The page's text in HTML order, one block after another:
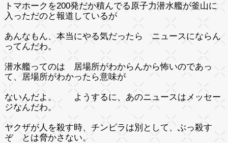
トマホークを200発だか積んでる原子力潜水艦が釜山に
入っただのと報道しているが
あんなもん、本当にやる気だったら ニュースにならん
ってんだわ。
潜水艦ってのは 居場所がわからんから怖いのであっ
て、居場所がわかったら意味が
ないんだよ。 ようするに、あのニュースはメッセー
ジなんだわ。
ヤクザが人を殺す時、チンピラは別として、ぶっ殺す
ぞ とは脅かさない。